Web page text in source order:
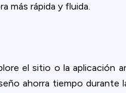
más rápida y fluida.
el sitio o la aplicación
ahorra tiempo durante